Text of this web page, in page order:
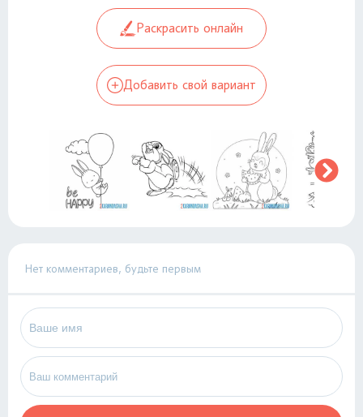
Раскрасить онлайн
Добавить свой вариант
Нет комментариев, будьте первым